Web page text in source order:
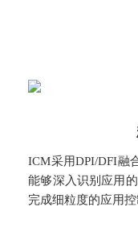
ICM采用DPI/DFI融
能够深入识别应用
完成细粒度的应用控